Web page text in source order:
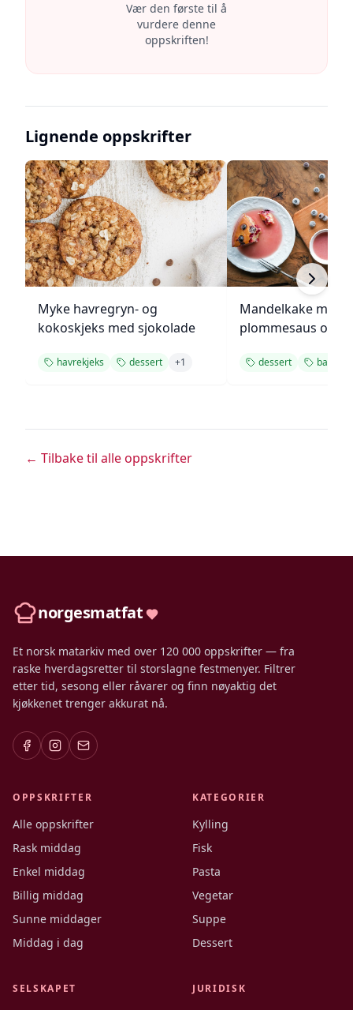
Vær den første til å
vurdere denne
oppskriften!
Lignende oppskrifter
Myke havregryn- og
kokoskjeks med sjokolade
havrekjeks dessert +1
Mandelkake med
plommesaus og
dessert bakverk
← Tilbake til alle oppskrifter
norgesmatfat
Et norsk matarkiv med over 120 000 oppskrifter — fra
raske hverdagsretter til storslagne festmenyer. Filtrer
etter tid, sesong eller råvarer og finn nøyaktig det
kjøkkenet trenger akkurat nå.
OPPSKRIFTER
Alle oppskrifter
Rask middag
Enkel middag
Billig middag
Sunne middager
Middag i dag
KATEGORIER
Kylling
Fisk
Pasta
Vegetar
Suppe
Dessert
SELSKAPET JURIDISK